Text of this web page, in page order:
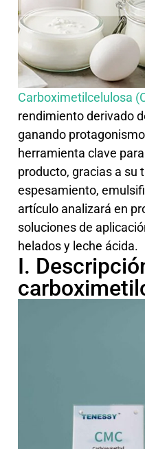
Carboximetilcelulosa
rendimiento derivado
ganando
herramienta clave
producto, gracias a su
espesamiento,
artículo analizará en
soluciones de
helados y leche ácida.
I.